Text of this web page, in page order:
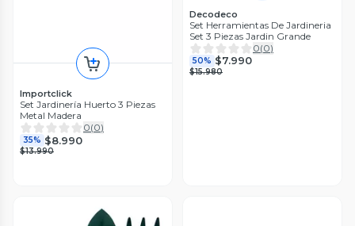
Importclick
Set Jardinería Huerto 3 Piezas
Metal Madera
0(0)
35% $8.990
$13.990
Decodeco
Set Herramientas De Jardineria
Set 3 Piezas Jardin Grande
0(0)
50% $7.990
$15.980